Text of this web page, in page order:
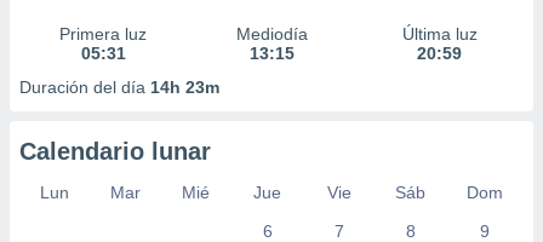
Primera luz
05:31
Mediodía
13:15
Última luz
20:59
Duración del día 14h 23m
Calendario lunar
Lun Mar Mié Jue Vie Sáb
Dom
6
7 8 9